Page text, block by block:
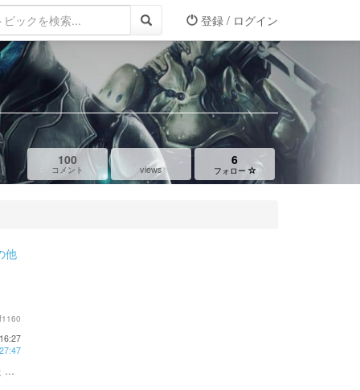
登録 / ログイン
100
コメント views
6
フォロー
他
...